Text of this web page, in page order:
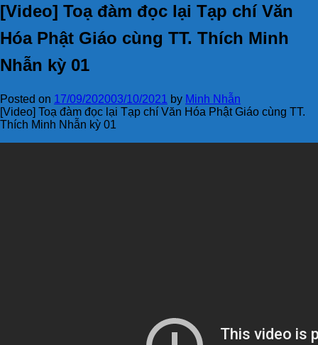
[Video] Toạ đàm đọc lại Tạp chí Văn
Hóa Phật Giáo cùng TT. Thích Minh
Nhẫn kỳ 01
Posted on 17/09/202003/10/2021 by Minh Nhẫn
[Video] Toạ đàm đọc lại Tạp chí Văn Hóa Phật Giáo cùng TT.
Thích Minh Nhẫn kỳ 01